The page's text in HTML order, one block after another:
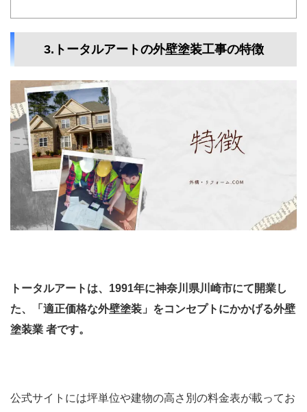
3.トータルアートの外壁塗装工事の特徴
トータルアートは、1991年に神奈川県川崎市にて開業し
た、「適正価格な外壁塗装」をコンセプトにかかげる外壁
塗装業 者です。
公式サイトには坪単位や建物の高さ別の料金表が載ってお